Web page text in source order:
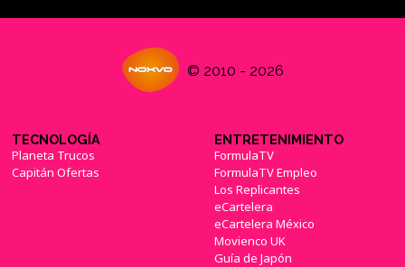
© 2010 - 2026
TECNOLOGÍA
Planeta Trucos
Capitán Ofertas
ENTRETENIMIENTO
FormulaTV
FormulaTV Empleo
Los Replicantes
eCartelera
eCartelera México
Movienco UK
Guía de Japón